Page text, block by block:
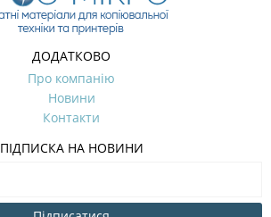
ДОДАТКОВО
Про компанію
Новини
Контакти
ПІДПИСКА НА НОВИНИ